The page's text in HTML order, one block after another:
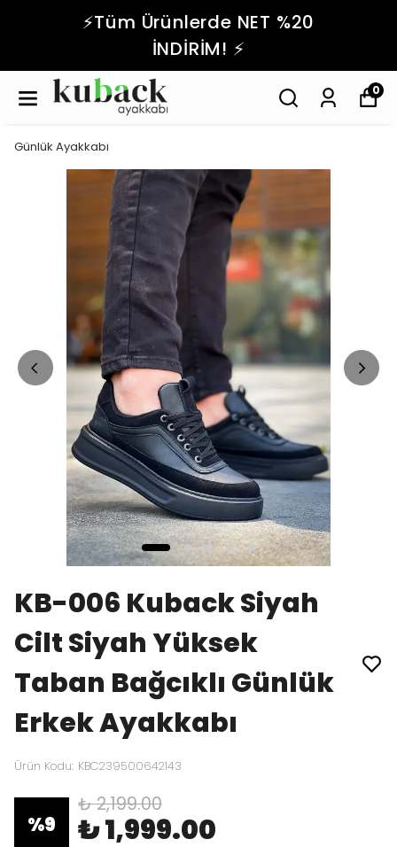
⚡️Tüm Ürünlerde NET %20
İNDİRİM! ⚡️
0
Günlük Ayakkabı
KB-006 Kuback Siyah
Cilt Siyah Yüksek
Taban Bağcıklı Günlük
Erkek Ayakkabı
Ürün Kodu: KBC239500642143
%9
₺ 2,199.00
₺ 1,999.00